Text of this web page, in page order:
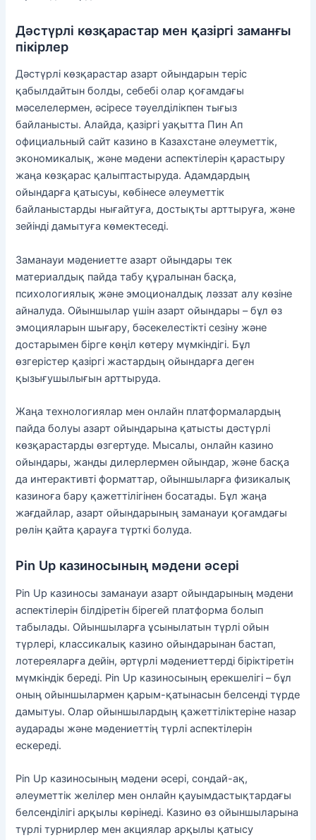
Дәстүрлі көзқарастар мен қазіргі заманғы
пікірлер
Дәстүрлі көзқарастар азарт ойындарын теріс
қабылдайтын болды, себебі олар қоғамдағы
мәселелермен, әсіресе тәуелділікпен тығыз
байланысты. Алайда, қазіргі уақытта Пин Ап
официальный сайт казино в Казахстане әлеуметтік,
экономикалық, және мәдени аспектілерін қарастыру
жаңа көзқарас қалыптастыруда. Адамдардың
ойындарға қатысуы, көбінесе әлеуметтік
байланыстарды нығайтуға, достықты арттыруға, және
зейінді дамытуға көмектеседі.
Заманауи мәдениетте азарт ойындары тек
материалдық пайда табу құралынан басқа,
психологиялық және эмоционалдық ләззат алу көзіне
айналуда. Ойыншылар үшін азарт ойындары – бұл өз
эмоцияларын шығару, бәсекелестікті сезіну және
достарымен бірге көңіл көтеру мүмкіндігі. Бұл
өзгерістер қазіргі жастардың ойындарға деген
қызығушылығын арттыруда.
Жаңа технологиялар мен онлайн платформалардың
пайда болуы азарт ойындарына қатысты дәстүрлі
көзқарастарды өзгертуде. Мысалы, онлайн казино
ойындары, жанды дилерлермен ойындар, және басқа
да интерактивті форматтар, ойыншыларға физикалық
казиноға бару қажеттілігінен босатады. Бұл жаңа
жағдайлар, азарт ойындарының заманауи қоғамдағы
рөлін қайта қарауға түрткі болуда.
Pin Up казиносының мәдени әсері
Pin Up казиносы заманауи азарт ойындарының мәдени
аспектілерін білдіретін бірегей платформа болып
табылады. Ойыншыларға ұсынылатын түрлі ойын
түрлері, классикалық казино ойындарынан бастап,
лотереяларға дейін, әртүрлі мәдениеттерді біріктіретін
мүмкіндік береді. Pin Up казиносының ерекшелігі – бұл
оның ойыншылармен қарым-қатынасын белсенді түрде
дамытуы. Олар ойыншылардың қажеттіліктеріне назар
аударады және мәдениеттің түрлі аспектілерін
ескереді.
Pin Up казиносының мәдени әсері, сондай-ақ,
әлеуметтік желілер мен онлайн қауымдастықтардағы
белсенділігі арқылы көрінеді. Казино өз ойыншыларына
түрлі турнирлер мен акциялар арқылы қатысу